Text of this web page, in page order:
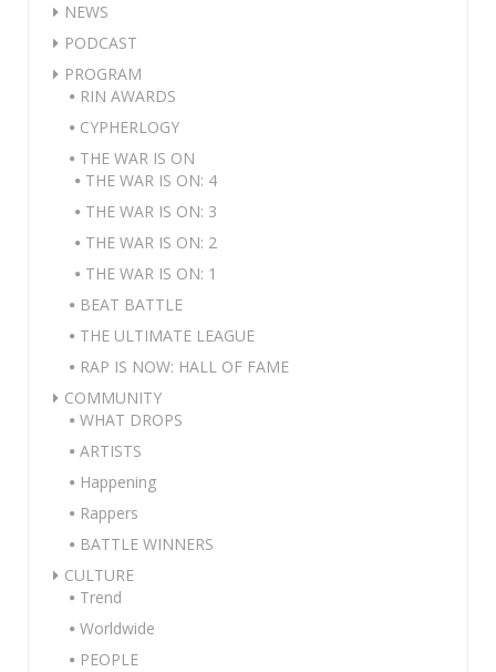
NEWS
PODCAST
PROGRAM
RIN AWARDS
CYPHERLOGY
THE WAR IS ON
THE WAR IS ON: 4
THE WAR IS ON: 3
THE WAR IS ON: 2
THE WAR IS ON: 1
BEAT BATTLE
THE ULTIMATE LEAGUE
RAP IS NOW: HALL OF FAME
COMMUNITY
WHAT DROPS
ARTISTS
Happening
Rappers
BATTLE WINNERS
CULTURE
Trend
Worldwide
PEOPLE